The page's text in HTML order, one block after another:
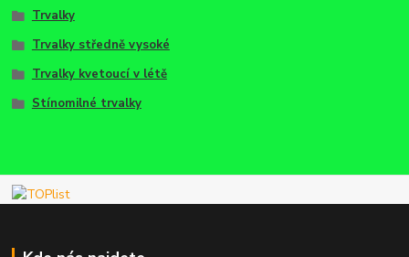
Trvalky
Trvalky středně vysoké
Trvalky kvetoucí v létě
Stínomilné trvalky